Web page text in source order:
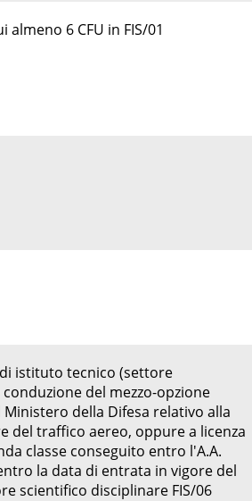
almeno 6 CFU in FIS/01
istituto tecnico (settore
del mezzo-opzione
della Difesa relativo alla
del traffico aereo, oppure a licenza
classe conseguito entro l'A.A.
la data di entrata in vigore del
scientifico disciplinare FIS/06